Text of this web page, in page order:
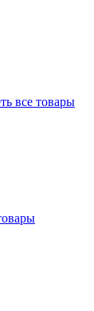
все товары